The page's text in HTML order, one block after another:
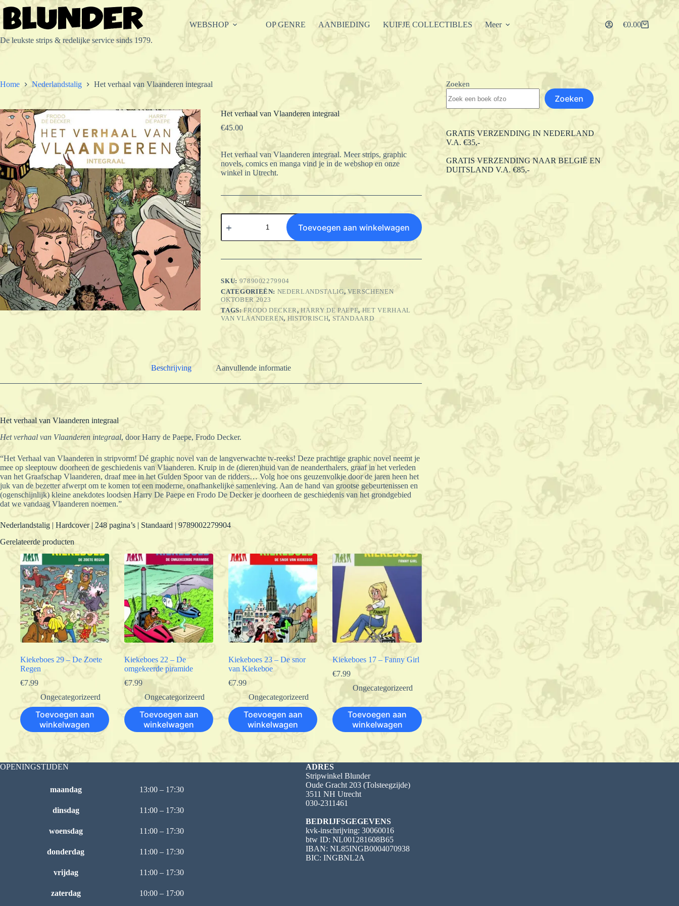
Ga
naar
inhoud
De leukste strips & redelijke service sinds 1979.
WEBSHOP OP GENRE AANBIEDING KUIFJE COLLECTIBLES Meer Winkelwagen
€0.00
Home Nederlandstalig Het verhaal van Vlaanderen integraal
Het verhaal van Vlaanderen integraal
€45.00
Het verhaal van Vlaanderen integraal. Meer strips, graphic
novels, comics en manga vind je in de webshop en onze
winkel in Utrecht.
Het
verhaal
Vlaanderen
aantal
Toevoegen aan winkelwagen
SKU: 9789002279904
CATEGORIEËN: NEDERLANDSTALIG, VERSCHENEN
OKTOBER 2023
TAGS:FRODO DECKER,HARRY DE PAEPE, HET VERHAAL
VAN VLAANDEREN, HISTORISCH, STANDAARD
Beschrijving Aanvullende informatie
Het verhaal van Vlaanderen integraal
Het verhaal van Vlaanderen integraal, door Harry de Paepe, Frodo Decker.
“Het Verhaal van Vlaanderen in stripvorm! Dé graphic novel van de langverwachte tv-reeks! Deze prachtige graphic novel neemt je
mee op sleeptouw doorheen de geschiedenis van Vlaanderen. Kruip in de (dieren)huid van de neanderthalers, graaf in het verleden
van het Graafschap Vlaanderen, draaf mee in het Gulden Spoor van de ridders… Volg hoe ons geuzenvolkje door de jaren heen het
juk van de bezetter afwerpt om te komen tot een moderne, onafhankelijke samenleving. Aan de hand van grootse gebeurtenissen en
(ogenschijnlijk) kleine anekdotes loodsen Harry De Paepe en Frodo De Decker je doorheen de geschiedenis van het grondgebied
dat we vandaag Vlaanderen noemen.”
Nederlandstalig | Hardcover | 248 pagina’s | Standaard | 9789002279904
Gerelateerde producten
Kiekeboes 29 – De Zoete
Regen
€7.99
Ongecategorizeerd
Toevoegen aan
winkelwagen
Kiekeboes 22 – De
omgekeerde piramide
€7.99
Ongecategorizeerd
Toevoegen aan
winkelwagen
Kiekeboes 23 – De snor
van Kiekeboe
€7.99
Ongecategorizeerd
Toevoegen aan
winkelwagen
Kiekeboes 17 – Fanny Girl
€7.99
Ongecategorizeerd
Toevoegen aan
winkelwagen
Zoeken
Zoeken
GRATIS VERZENDING IN NEDERLAND
V.A. €35,-
GRATIS VERZENDING NAAR BELGIË EN
DUITSLAND V.A. €85,-
OPENINGSTIJDEN
maandag 13:00 – 17:30
dinsdag 11:00 – 17:30
woensdag 11:00 – 17:30
donderdag 11:00 – 17:30
vrijdag 11:00 – 17:30
zaterdag 10:00 – 17:00
ADRES
Stripwinkel Blunder
Oude Gracht 203 (Tolsteegzijde)
3511 NH Utrecht
030-2311461
BEDRIJFSGEGEVENS
kvk-inschrijving: 30060016
btw ID: NL001281608B65
IBAN: NL85INGB0004070938
BIC: INGBNL2A